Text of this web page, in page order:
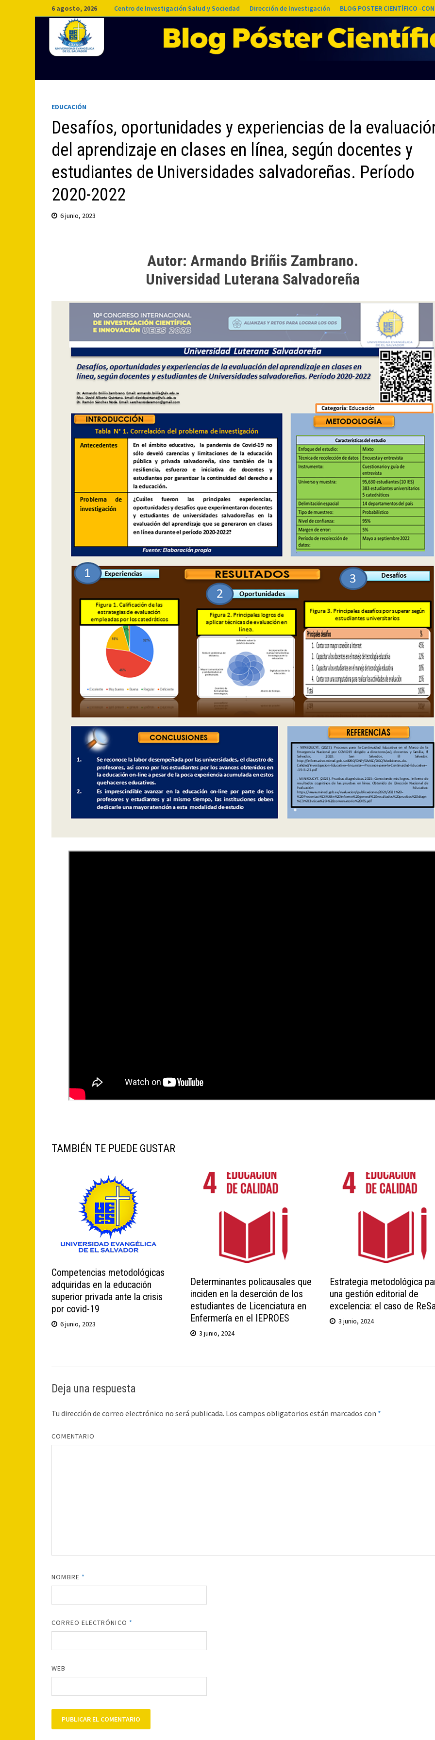
Saltar
al
contenido
6 agosto, 2026 Centro de Investigación Salud y Sociedad Dirección de Investigación BLOG POSTER CIENTÍFICO -
EDUCACIÓN
Desafíos, oportunidades y experiencias de la
del aprendizaje en clases en línea, según docentes y
estudiantes de Universidades salvadoreñas. Período
2020-2022
6 junio, 2023
Autor: Armando Briñis Zambrano.
Universidad Luterana Salvadoreña
TAMBIÉN TE PUEDE GUSTAR
Competencias metodológicas
adquiridas en la educación
superior privada ante la crisis
por covid-19
6 junio, 2023
Determinantes policausales que
inciden en la deserción de los
estudiantes de Licenciatura en
Enfermería en el IEPROES
3 junio, 2024
Estrategia metodológica
una gestión editorial de
excelencia: el caso de
3 junio, 2024
Deja una respuesta
Tu dirección de correo electrónico no será publicada. Los campos obligatorios están marcados con *
COMENTARIO
NOMBRE *
CORREO ELECTRÓNICO *
WEB